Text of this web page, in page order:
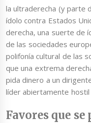
la ultraderecha (y parte
ídolo contra Estados
derecha, una suerte de
de las sociedades
polifonía cultural de las
que una extrema
pida dinero a un
líder abiertamente hostil
Favores que se